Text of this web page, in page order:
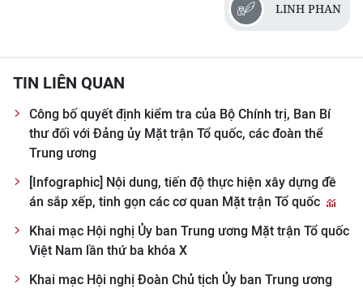
LINH PHAN
TIN LIÊN QUAN
Công bố quyết định kiểm tra của Bộ Chính trị, Ban Bí
thư đối với Đảng ủy Mặt trận Tổ quốc, các đoàn thể
Trung ương
[Infographic] Nội dung, tiến độ thực hiện xây dựng đề
án sắp xếp, tinh gọn các cơ quan Mặt trận Tổ quốc
Khai mạc Hội nghị Ủy ban Trung ương Mặt trận Tổ quốc
Việt Nam lần thứ ba khóa X
Khai mạc Hội nghị Đoàn Chủ tịch Ủy ban Trung ương